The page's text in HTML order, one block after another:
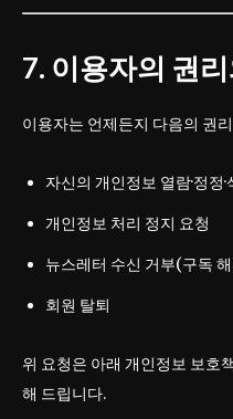
7. 이용자의 권
이용자는 언제든지 다음의 권
자신의 개인정보 열람·정정·
개인정보 처리 정지 요청
뉴스레터 수신 거부(구독
회원 탈퇴
위 요청은 아래 개인정보 보호
해 드립니다.